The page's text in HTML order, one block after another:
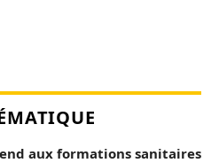
aux formations sanitaires